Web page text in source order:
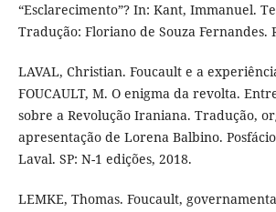
“Esclarecimento”? In: Kant, Immanuel.
Tradução: Floriano de Souza Fernandes.
LAVAL, Christian. Foucault e a
FOUCAULT, M. O enigma da revolta.
sobre a Revolução Iraniana. Tradução,
apresentação de Lorena Balbino.
Laval. SP: N-1 edições, 2018.
LEMKE, Thomas. Foucault,